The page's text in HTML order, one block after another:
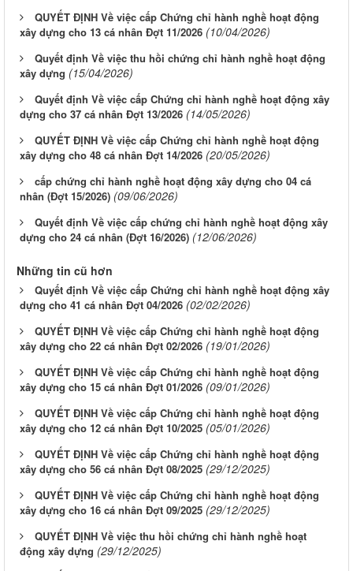
QUYẾT ĐỊNH Về việc cấp Chứng chỉ hành nghề hoạt động
xây dựng cho 13 cá nhân Đợt 11/2026 (10/04/2026)
Quyết định Về việc thu hồi chứng chỉ hành nghề hoạt động
xây dựng (15/04/2026)
Quyết định Về việc cấp Chứng chỉ hành nghề hoạt động xây
dựng cho 37 cá nhân Đợt 13/2026 (14/05/2026)
QUYẾT ĐỊNH Về việc cấp Chứng chỉ hành nghề hoạt động
xây dựng cho 48 cá nhân Đợt 14/2026 (20/05/2026)
cấp chứng chỉ hành nghề hoạt động xây dựng cho 04 cá
nhân (Đợt 15/2026) (09/06/2026)
Quyết định Về việc cấp chứng chỉ hành nghề hoạt động xây
dựng cho 24 cá nhân (Đợt 16/2026) (12/06/2026)
Những tin cũ hơn
Quyết định Về việc cấp Chứng chỉ hành nghề hoạt động xây
dựng cho 41 cá nhân Đợt 04/2026 (02/02/2026)
QUYẾT ĐỊNH Về việc cấp Chứng chỉ hành nghề hoạt động
xây dựng cho 22 cá nhân Đợt 02/2026 (19/01/2026)
QUYẾT ĐỊNH Về việc cấp Chứng chỉ hành nghề hoạt động
xây dựng cho 15 cá nhân Đợt 01/2026 (09/01/2026)
QUYẾT ĐỊNH Về việc cấp Chứng chỉ hành nghề hoạt động
xây dựng cho 12 cá nhân Đợt 10/2025 (05/01/2026)
QUYẾT ĐỊNH Về việc cấp Chứng chỉ hành nghề hoạt động
xây dựng cho 56 cá nhân Đợt 08/2025 (29/12/2025)
QUYẾT ĐỊNH Về việc cấp Chứng chỉ hành nghề hoạt động
xây dựng cho 16 cá nhân Đợt 09/2025 (29/12/2025)
QUYẾT ĐỊNH Về việc thu hồi chứng chỉ hành nghề hoạt
động xây dựng (29/12/2025)